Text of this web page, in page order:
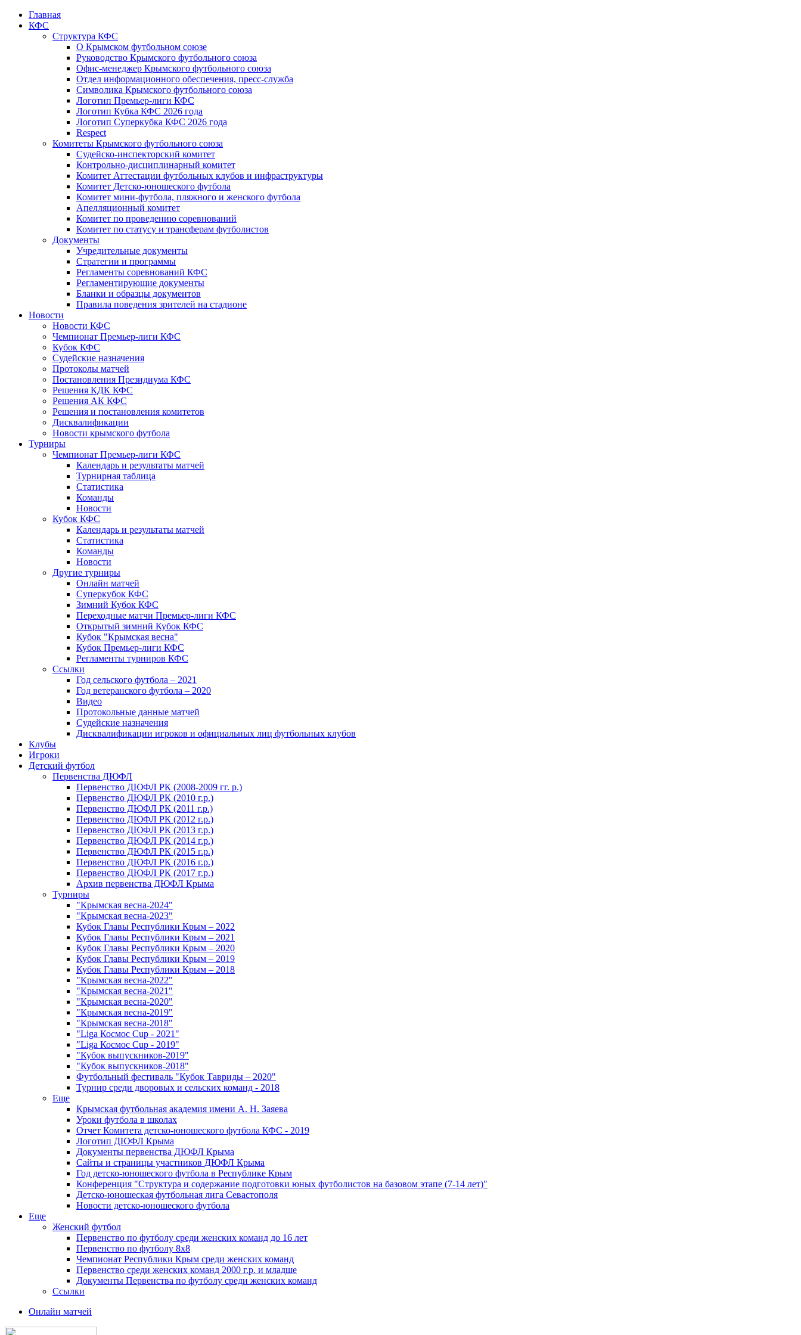
Главная
КФС
Структура КФС
О Крымском футбольном союзе
Руководство Крымского футбольного союза
Офис-менеджер Крымского футбольного союза
Отдел информационного обеспечения, пресс-служба
Символика Крымского футбольного союза
Логотип Премьер-лиги КФС
Логотип Кубка КФС 2026 года
Логотип Суперкубка КФС 2026 года
Respect
Комитеты Крымского футбольного союза
Судейско-инспекторский комитет
Контрольно-дисциплинарный комитет
Комитет Аттестации футбольных клубов и инфраструктуры
Комитет Детско-юношеского футбола
Комитет мини-футбола, пляжного и женского футбола
Апелляционный комитет
Комитет по проведению соревнований
Комитет по статусу и трансферам футболистов
Документы
Учредительные документы
Стратегии и программы
Регламенты соревнований КФС
Регламентирующие документы
Бланки и образцы документов
Правила поведения зрителей на стадионе
Новости
Новости КФС
Чемпионат Премьер-лиги КФС
Кубок КФС
Судейские назначения
Протоколы матчей
Постановления Президиума КФС
Решения КДК КФС
Решения АК КФС
Решения и постановления комитетов
Дисквалификации
Новости крымского футбола
Турниры
Чемпионат Премьер-лиги КФС
Календарь и результаты матчей
Турнирная таблица
Статистика
Команды
Новости
Кубок КФС
Календарь и результаты матчей
Статистика
Команды
Новости
Другие турниры
Онлайн матчей
Суперкубок КФС
Зимний Кубок КФС
Переходные матчи Премьер-лиги КФС
Открытый зимний Кубок КФС
Кубок "Крымская весна"
Кубок Премьер-лиги КФС
Регламенты турниров КФС
Ссылки
Год сельского футбола – 2021
Год ветеранского футбола – 2020
Видео
Протокольные данные матчей
Судейские назначения
Дисквалификации игроков и официальных лиц футбольных клубов
Клубы
Игроки
Детский футбол
Первенства ДЮФЛ
Первенство ДЮФЛ РК (2008-2009 гг. р.)
Первенство ДЮФЛ РК (2010 г.р.)
Первенство ДЮФЛ РК (2011 г.р.)
Первенство ДЮФЛ РК (2012 г.р.)
Первенство ДЮФЛ РК (2013 г.р.)
Первенство ДЮФЛ РК (2014 г.р.)
Первенство ДЮФЛ РК (2015 г.р.)
Первенство ДЮФЛ РК (2016 г.р.)
Первенство ДЮФЛ РК (2017 г.р.)
Архив первенства ДЮФЛ Крыма
Турниры
"Крымская весна-2024"
"Крымская весна-2023"
Кубок Главы Республики Крым – 2022
Кубок Главы Республики Крым – 2021
Кубок Главы Республики Крым – 2020
Кубок Главы Республики Крым – 2019
Кубок Главы Республики Крым – 2018
"Крымская весна-2022"
"Крымская весна-2021"
"Крымская весна-2020"
"Крымская весна-2019"
"Крымская весна-2018"
"Liga Космос Cup - 2021"
"Liga Космос Cup - 2019"
"Кубок выпускников-2019"
"Кубок выпускников-2018"
Футбольный фестиваль "Кубок Тавриды – 2020"
Турнир среди дворовых и сельских команд - 2018
Еще
Крымская футбольная академия имени А. Н. Заяева
Уроки футбола в школах
Отчет Комитета детско-юношеского футбола КФС - 2019
Логотип ДЮФЛ Крыма
Документы первенства ДЮФЛ Крыма
Сайты и страницы участников ДЮФЛ Крыма
Год детско-юношеского футбола в Республике Крым
Конференция "Структура и содержание подготовки юных футболистов на базовом этапе (7-14 лет)"
Детско-юношеская футбольная лига Севастополя
Новости детско-юношеского футбола
Еще
Женский футбол
Первенство по футболу среди женских команд до 16 лет
Первенство по футболу 8х8
Чемпионат Республики Крым среди женских команд
Первенство среди женских команд 2000 г.р. и младше
Документы Первенства по футболу среди женских команд
Ссылки
Онлайн матчей